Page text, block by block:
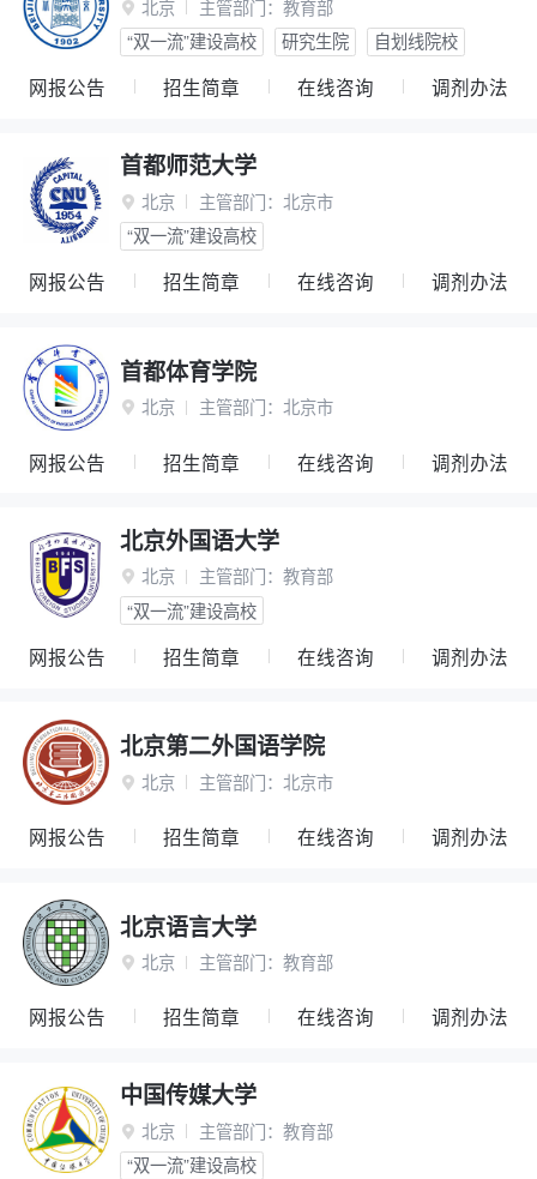
 北京 主管部门： 教育部
“双一流”建设高校
研究生院 自划线院校
网报公告 招生简章 在线咨询 调剂办法
首都师范大学
 北京 主管部门： 北京市
“双一流”建设高校
网报公告 招生简章 在线咨询 调剂办法
首都体育学院
 北京 主管部门： 北京市
网报公告 招生简章 在线咨询 调剂办法
北京外国语大学
 北京 主管部门： 教育部
“双一流”建设高校
网报公告 招生简章 在线咨询 调剂办法
北京第二外国语学院
 北京 主管部门： 北京市
网报公告 招生简章 在线咨询 调剂办法
北京语言大学
 北京 主管部门： 教育部
网报公告 招生简章 在线咨询 调剂办法
中国传媒大学
 北京 主管部门： 教育部
“双一流”建设高校